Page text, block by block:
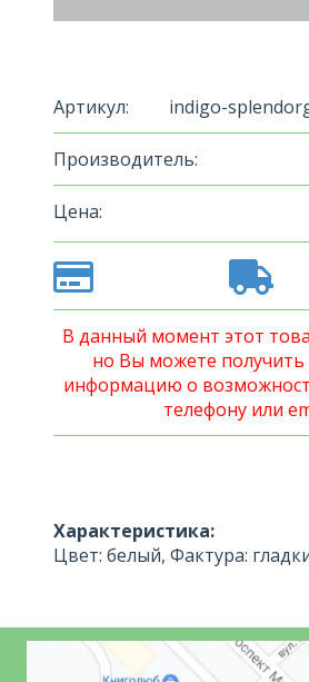
Артикул: indigo-
Производитель:
Цена:
В данный момент этот
но Вы можете
информацию о
телефону или
Характеристика:
Цвет: белый, Фактура: